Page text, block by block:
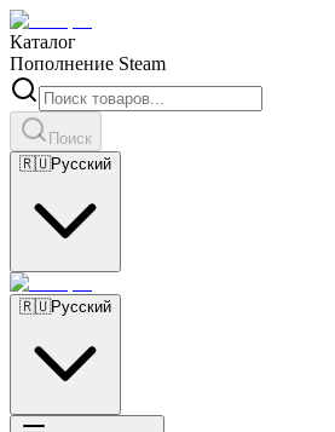
Каталог
Пополнение Steam
Поиск
🇷🇺Русский
🇷🇺Русский